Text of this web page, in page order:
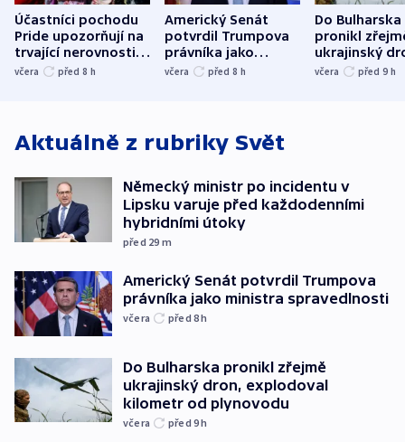
Účastníci pochodu
Pride upozorňují na
trvající nerovnosti i
společenskou
včera před 8 h
Americký Senát
potvrdil Trumpova
právníka jako
ministra
včera před 8 h
Do Bulharska
pronikl
ukrajinský
explodoval
včera před 9 h
Aktuálně z rubriky Svět
Německý ministr po incidentu v
Lipsku varuje před každodenními
hybridními útoky
před 29 m
Americký Senát potvrdil Trumpova
právníka jako ministra spravedlnosti
včera před 8h
Do Bulharska pronikl zřejmě
ukrajinský dron, explodoval
kilometr od plynovodu
včera před 9h